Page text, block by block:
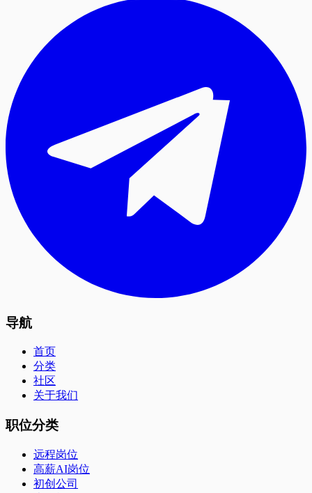
导航
首页
分类
社区
关于我们
职位分类
远程岗位
高薪AI岗位
初创公司